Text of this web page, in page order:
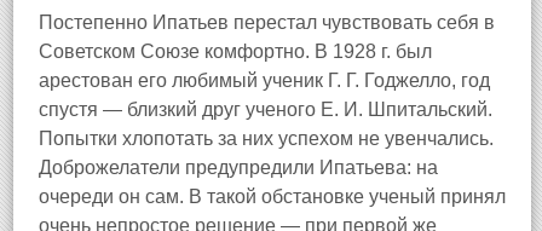
Постепенно Ипатьев перестал чувствовать себя в
Советском Союзе комфортно. В 1928 г. был
арестован его любимый ученик Г. Г. Годжелло, год
спустя — близкий друг ученого Е. И. Шпитальский.
Попытки хлопотать за них успехом не увенчались.
Доброжелатели предупредили Ипатьева: на
очереди он сам. В такой обстановке ученый принял
очень непростое решение — при первой же